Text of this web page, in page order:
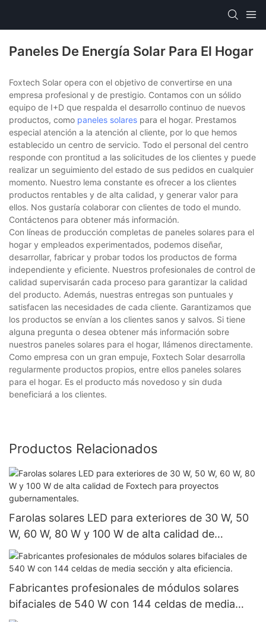
Paneles De Energía Solar Para El Hogar
Foxtech Solar opera con el objetivo de convertirse en una
empresa profesional y de prestigio. Contamos con un sólido
equipo de I+D que respalda el desarrollo continuo de nuevos
productos, como paneles solares para el hogar. Prestamos
especial atención a la atención al cliente, por lo que hemos
establecido un centro de servicio. Todo el personal del centro
responde con prontitud a las solicitudes de los clientes y puede
realizar un seguimiento del estado de sus pedidos en cualquier
momento. Nuestro lema constante es ofrecer a los clientes
productos rentables y de alta calidad, y generar valor para
ellos. Nos gustaría colaborar con clientes de todo el mundo.
Contáctenos para obtener más información.
Con líneas de producción completas de paneles solares para el
hogar y empleados experimentados, podemos diseñar,
desarrollar, fabricar y probar todos los productos de forma
independiente y eficiente. Nuestros profesionales de control de
calidad supervisarán cada proceso para garantizar la calidad
del producto. Además, nuestras entregas son puntuales y
satisfacen las necesidades de cada cliente. Garantizamos que
los productos se envían a los clientes sanos y salvos. Si tiene
alguna pregunta o desea obtener más información sobre
nuestros paneles solares para el hogar, llámenos directamente.
Como empresa con un gran empuje, Foxtech Solar desarrolla
regularmente productos propios, entre ellos paneles solares
para el hogar. Es el producto más novedoso y sin duda
beneficiará a los clientes.
Productos Relacionados
Farolas solares LED para exteriores de 30 W, 50
W, 60 W, 80 W y 100 W de alta calidad de
Foxtech para proyectos gubernamentales.
Fabricantes profesionales de módulos solares
bifaciales de 540 W con 144 celdas de media